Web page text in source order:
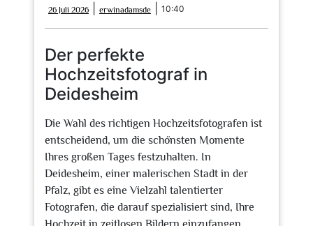
26 Juli 2026
Juli
2026
erwinadamsde erwinadamsde
10:40
Der perfekte
Hochzeitsfotograf in
Deidesheim
Die Wahl des richtigen Hochzeitsfotografen ist
entscheidend, um die schönsten Momente
Ihres großen Tages festzuhalten. In
Deidesheim, einer malerischen Stadt in der
Pfalz, gibt es eine Vielzahl talentierter
Fotografen, die darauf spezialisiert sind, Ihre